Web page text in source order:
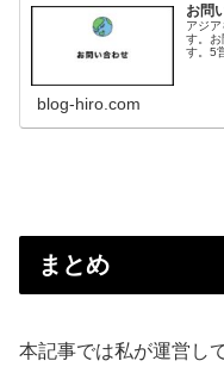
お問
アジ
す。お
す。5
blog-hiro.com
まとめ
本記事では私が運営し